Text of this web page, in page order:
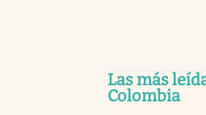
Las más
Colombia